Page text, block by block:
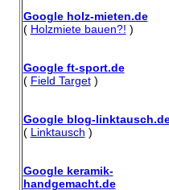
Google holz-mieten.de
( Holzmiete bauen?! )
Google ft-sport.de
( Field Target)
Google blog-
( Linktausch )
Google keramik-
handgemacht.de